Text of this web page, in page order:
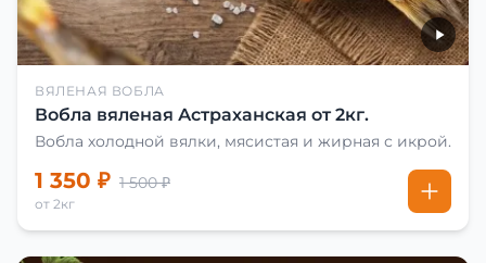
ВЯЛЕНАЯ ВОБЛА
Вобла вяленая Астраханская от 2кг.
Вобла холодной вялки, мясистая и жирная с икрой.
1 350 ₽ 1 500 ₽
от 2кг